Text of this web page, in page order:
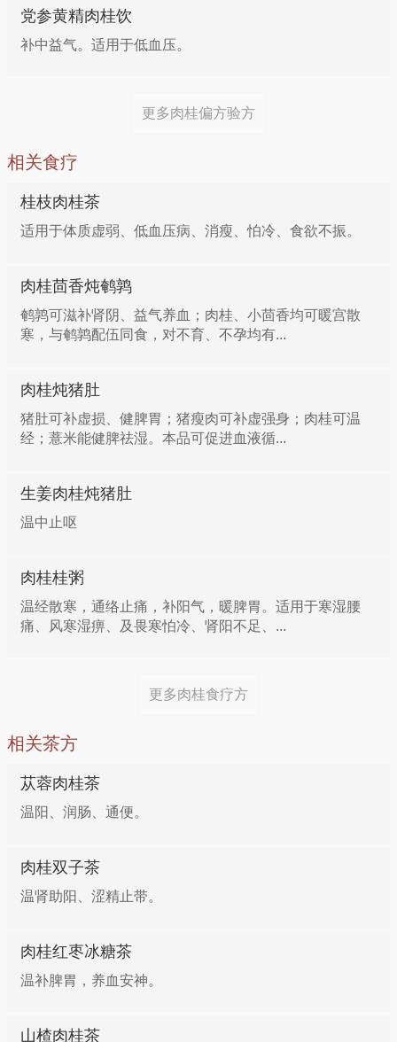
1.肾阳虚型腰痛
肉桂3g，樟脑2g，山莨菪碱400mg，共研细末，加凡
外敷治疗冻疮。
3.神经性皮炎
肉桂200g，研细末，用好米醋调成糊状，涂敷病损
涂敷1次。
4.小儿多动症
桂枝6g，白芍10g，生姜5g，甘草8g，浮小麦20g，大
枣12g，龙骨20g，五味子10g，远志5g，龙胆草10g。
后，症状即可减轻，20～30剂后可获痊愈。临床症状
消退后再继服药1周方可逐渐停药。全方主要作用为调
和营卫、养心安神、平肝熄风。
700mL水煎煮30分钟，去渣取汁，待与皮肤温度相近
时，把阴囊全部放入药液内浸洗30分钟；每日2次，2
日1剂，连用8剂。功效：温经、收湿、消肿。
知母（盐炒）、黄柏、枣皮、茯苓各12g，熟地、山药
7.癃闭
党参参20g，黄芪30g，白术12g，陈皮9g，当归10g，
喝汤，都可以起到温暖脾胃阳气的作用。
温补心肾，健脾暖胃——肉桂鸡肝
鸡肝100克，肉桂5克，葱、姜各3克。将鸡肝洗净，切
适量葱（切段）、姜(切片）、盐、料酒和清水。将碗
放入锅内，隔水加热，炖至鸡肝熟烂，可加少量味精，
填精补肾，大补元阳——人参肉桂鹿肉汤
地、肉苁蓉、肉桂、白芍、益智仁、仙茅、泽泻、枣
仁、淮山药、远志、当归、菟丝子、怀牛膝、淫羊藿、
生姜各3克，鹿肉（连骨）250克，葱、胡椒面、盐各
切成小块，骨头拍破；将上述中药用袋装好，扎紧口。
将鹿肉、鹿骨放入锅内，再放入药袋，加水适量，放入
温通经脉，补肾养血——人参肉桂炖乳鸽
精3克，白糖1克。乳鸽斩块汆水，人参洗净，肉桂洗
桂、乳鸽、人参、姜片，大火烧开后转用小火煲炖35
肉桂粥
材料：肉桂粉1～2g，粳米100g，砂糖适量。
党参黄精肉桂饮
补中益气。适用于低血压。
更多肉桂偏方验方
相关食疗
桂枝肉桂茶
适用于体质虚弱、低血压病、消瘦、怕冷、食欲不振。
肉桂茴香炖鹌鹑
鹌鹑可滋补肾阴、益气养血；肉桂、小茴香均可暖宫散
寒，与鹌鹑配伍同食，对不育、不孕均有...
肉桂炖猪肚
猪肚可补虚损、健脾胃；猪瘦肉可补虚强身；肉桂可温
经；薏米能健脾祛湿。本品可促进血液循...
生姜肉桂炖猪肚
温中止呕
肉桂桂粥
温经散寒，通络止痛，补阳气，暖脾胃。适用于寒湿腰
痛、风寒湿痹、及畏寒怕冷、肾阳不足、...
更多肉桂食疗方
相关茶方
苁蓉肉桂茶
温阳、润肠、通便。
肉桂双子茶
温肾助阳、涩精止带。
肉桂红枣冰糖茶
温补脾胃，养血安神。
山楂肉桂茶